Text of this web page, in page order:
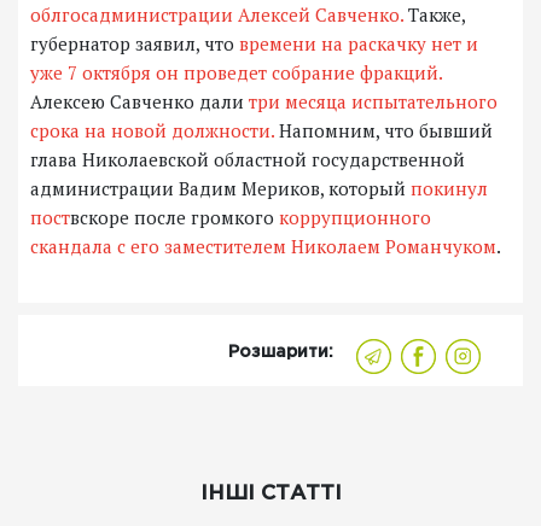
облгосадминистрации Алексей Савченко. Также,
губернатор заявил, что времени на раскачку нет и
уже 7 октября он проведет собрание фракций.
Алексею Савченко дали три месяца испытательного
срока на новой должности. Напомним, что бывший
глава Николаевской областной государственной
администрации Вадим Мериков, который покинул
поствскоре после громкого коррупционного
скандала с его заместителем Николаем Романчуком.
Розшарити:
ІНШІ СТАТТІ